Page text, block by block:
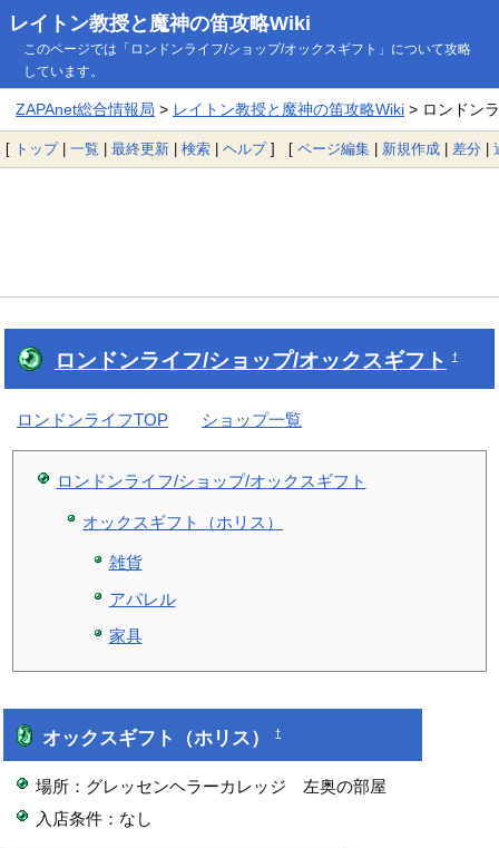
レイトン教授と魔神の笛攻略Wiki
このページでは「ロンドンライフ/ショップ/オックスギフト」について攻略
しています。
ZAPAnet総合情報局 > レイトン教授と魔神の笛攻略Wiki> ロンドン
[ トップ| 一覧 | 最終更新 | 検索 | ヘルプ] [ ページ編集 | 新規作成 | 差分 |
ロンドンライフ/ショップ/オックスギフト †
ロンドンライフTOP ショップ一覧
ロンドンライフ/ショップ/オックスギフト
オックスギフト（ホリス）
雑貨
アパレル
家具
オックスギフト（ホリス）†
場所：グレッセンヘラーカレッジ 左奥の部屋
入店条件：なし